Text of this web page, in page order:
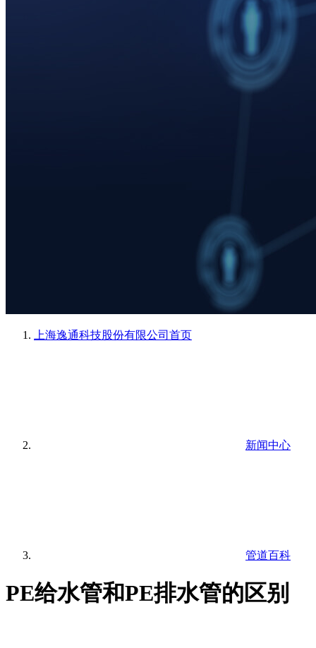
上海逸通科技股份有限公司 首页
新闻中心
管道百科
PE给水管和PE排水管的区别